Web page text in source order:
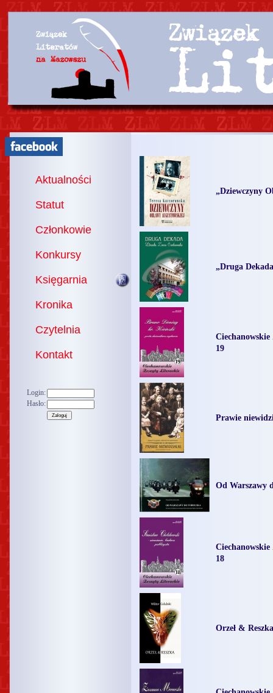
Aktualności
Statut
Członkowie
Konkursy
Księgarnia
Kronika
Czytelnia
Kontakt
Login:
Hasło:
„Dziewczyny
„Druga
19
Prawie
Od Warszawy
18
Orzeł & Reszka